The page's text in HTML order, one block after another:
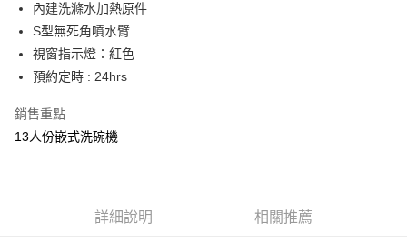
運送方式
貨到付現給宅配司機 (大家電需貨到付款服務 請電洽0977103621)
內建洗滌水加熱原件
S型無死角噴水臂
視窗指示燈：紅色
預約定時 : 24hrs
銷售重點
13人份嵌式洗碗機
詳細說明 相關推薦